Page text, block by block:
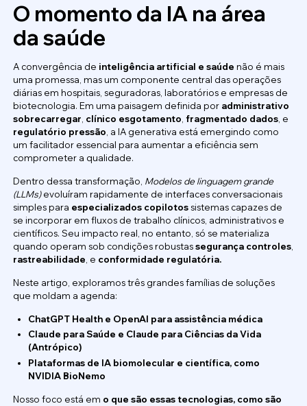
O momento da IA na área
da saúde
A convergência de inteligência artificial e saúde não é mais
uma promessa, mas um componente central das operações
diárias em hospitais, seguradoras, laboratórios e empresas de
biotecnologia. Em uma paisagem definida por administrativo
sobrecarregar clínico esgotamento fragmentado dados, e
regulatório pressão , a IA generativa está emergindo como
um facilitador essencial para aumentar a eficiência sem
comprometer a qualidade.
Dentro dessa transformação, Modelos de linguagem grande
(LLMs)evoluíram rapidamente de interfaces conversacionais
simples para especializados copilotossistemas capazes de
se incorporar em fluxos de trabalho clínicos, administrativos e
científicos. Seu impacto real, no entanto, só se materializa
quando operam sob condições robustassegurança controles,
rastreabilidade , e conformidade regulatória.
Neste artigo, exploramos três grandes famílias de soluções
que moldam a agenda:
ChatGPT Health e OpenAI para assistência médica
Claude para Saúde e Claude para Ciências da Vida
(Antrópico)
Plataformas de IA biomolecular e científica, como
NVIDIA BioNemo
Nosso foco está em o que são essas tecnologias, como são